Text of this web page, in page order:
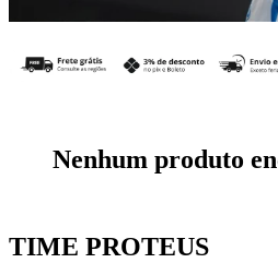
Nenhum produto
TIME PROTEUS